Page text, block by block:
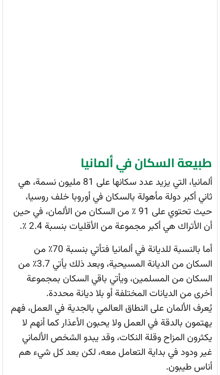
طبيعة السكان في ألمانيا
ألمانيا، التي يزيد عدد سكانها على 81 مليون نسمة، هي
ثاني أكبر دولة مأهولة بالسكان في أوروبا خلف روسيا،
حيث تحتوي على 91 ٪ من السكان من الألمان، في حين
أن الأتراك هي أكبر مجموعة من الأقليات بنسبة 2.4 ٪.
أما بالنسبة للديانة في ألمانيا فتأتي بنسبة 70٪ من
السكان من الديانة المسيحية، وبعد ذلك يأتي 3.7٪ من
السكان من المسلمين، ويأتي باقي السكان بمجموعة
أخرى من الديانات المختلفة أو بلا ديانة محددة.
يُعرف الألمان على النطاق العالمي بالجدية في العمل، فهم
يهتمون بالدقة في العمل ولا يحبون الأعذار كما أنهم لا
يكثرون المزاح وقلة النكات، وقد يبدو الشخص الألماني
غير ودود في بداية التعامل معه، لكن بعد كل شيء هم
أناس طيبون.